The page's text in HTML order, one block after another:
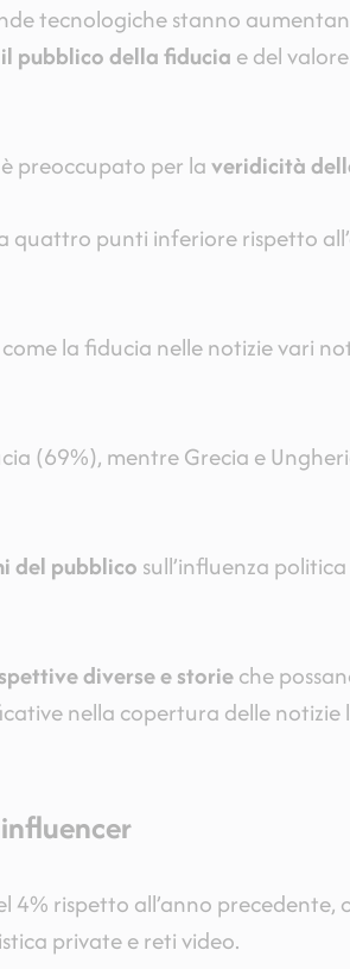
tecnologiche stanno
pubblico della fiducia e del
preoccupato per laveridicità
quattro punti inferiore rispetto
la fiducia nelle notizie vari
(69%), mentre Grecia e
del pubblico sull’influenza
diverse e storieche
nella copertura delle notizie
4% rispetto all’anno precedente,
private e reti video.